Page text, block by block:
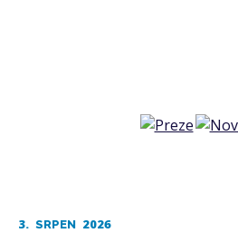
3. SRPEN 2026